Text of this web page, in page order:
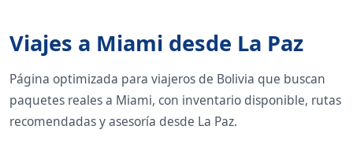
Viajes a Miami desde La Paz
Página optimizada para viajeros de Bolivia que buscan
paquetes reales a Miami, con inventario disponible, rutas
recomendadas y asesoría desde La Paz.